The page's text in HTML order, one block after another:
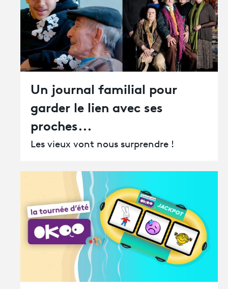
Un journal familial pour
garder le lien avec ses
proches...
Les vieux vont nous surprendre !